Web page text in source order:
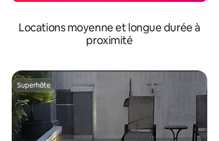
Locations moyenne et longue durée à
proximité
Superhôte
Superhôte